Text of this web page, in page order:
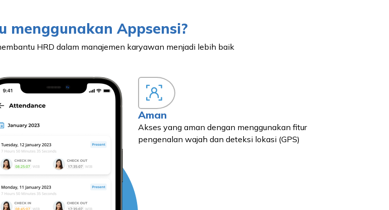
menggunakan Appsensi?
HRD dalam manajemen karyawan menjadi lebih baik
Aman
Akses yang aman dengan menggunakan fitur
pengenalan wajah dan deteksi lokasi (GPS)